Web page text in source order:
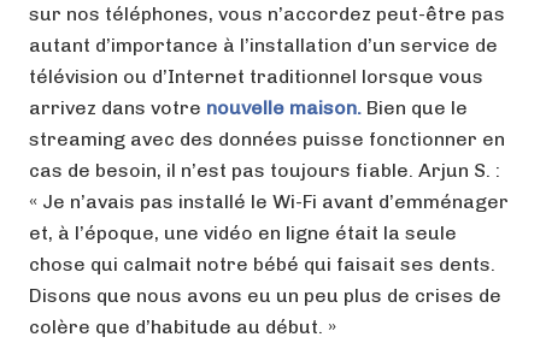
sur nos téléphones, vous n’accordez peut-être pas
autant d’importance à l’installation d’un service de
télévision ou d’Internet traditionnel lorsque vous
arrivez dans votre nouvelle maison. Bien que le
streaming avec des données puisse fonctionner en
cas de besoin, il n’est pas toujours fiable. Arjun S. :
« Je n’avais pas installé le Wi-Fi avant d’emménager
et, à l’époque, une vidéo en ligne était la seule
chose qui calmait notre bébé qui faisait ses dents.
Disons que nous avons eu un peu plus de crises de
colère que d’habitude au début. »